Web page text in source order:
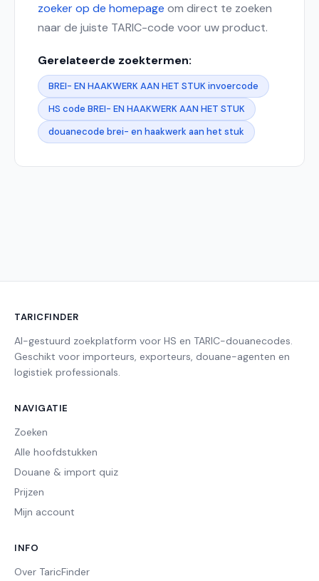
zoeker op de homepage om direct te zoeken
naar de juiste TARIC-code voor uw product.
Gerelateerde zoektermen:
BREI- EN HAAKWERK AAN HET STUK invoercode
HS code BREI- EN HAAKWERK AAN HET STUK
douanecode brei- en haakwerk aan het stuk
TARICFINDER
AI-gestuurd zoekplatform voor HS en TARIC-douanecodes.
Geschikt voor importeurs, exporteurs, douane-agenten en
logistiek professionals.
NAVIGATIE
Zoeken
Alle hoofdstukken
Douane & import quiz
Prijzen
Mijn account
INFO
Over TaricFinder